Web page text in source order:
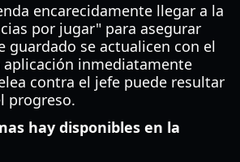
encarecidamente llegar a la
por jugar" para asegurar
guardado se actualicen con el
aplicación inmediatamente
contra el jefe puede resultar
progreso.
hay disponibles en la